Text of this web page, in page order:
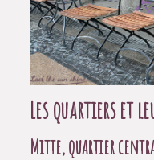
Les quartiers et
Mitte, quartier